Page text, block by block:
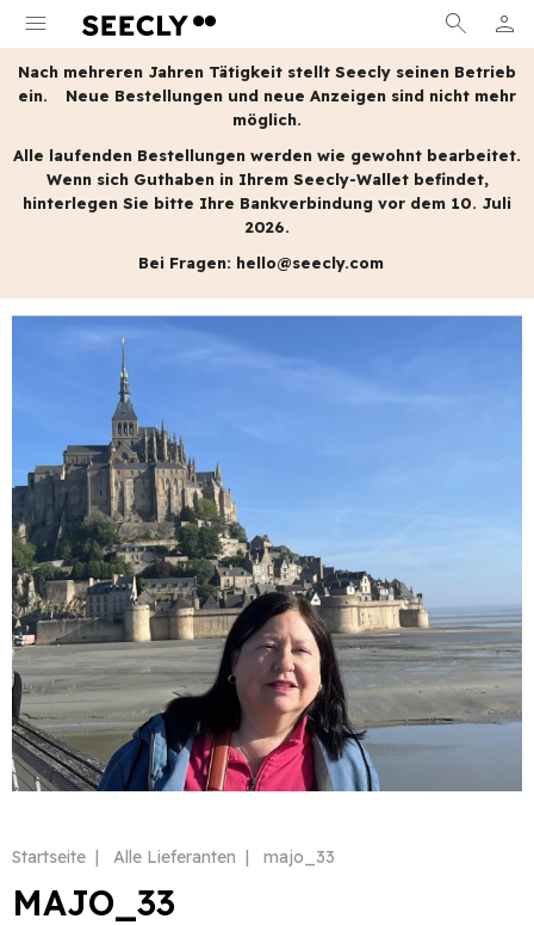
menu search person
MEIN
Nach mehreren Jahren Tätigkeit stellt Seecly seinen Betrieb
ein.
Neue Bestellungen und neue Anzeigen sind nicht mehr
möglich.
Alle laufenden Bestellungen werden wie gewohnt bearbeitet.
Wenn sich Guthaben in Ihrem Seecly-Wallet befindet,
hinterlegen Sie bitte Ihre Bankverbindung vor dem 10. Juli
2026.
Bei Fragen: hello@seecly.com
Startseite Alle Lieferanten majo_33
MAJO_33